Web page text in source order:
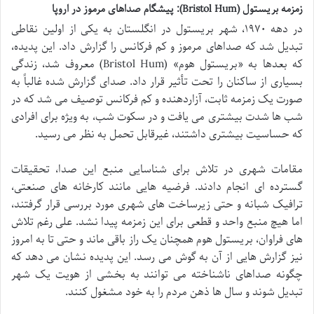
زمزمه بریستول (Bristol Hum): پیشگام صداهای مرموز در اروپا
در دهه ۱۹۷۰، شهر بریستول در انگلستان به یکی از اولین نقاطی
تبدیل شد که صداهای مرموز و کم فرکانس را گزارش داد. این پدیده،
که بعدها به «بریستول هوم» (Bristol Hum) معروف شد، زندگی
بسیاری از ساکنان را تحت تأثیر قرار داد. صدای گزارش شده غالباً به
صورت یک زمزمه ثابت، آزاردهنده و کم فرکانس توصیف می شد که در
شب ها شدت بیشتری می یافت و در سکوت شب، به ویژه برای افرادی
که حساسیت بیشتری داشتند، غیرقابل تحمل به نظر می رسید.
مقامات شهری در تلاش برای شناسایی منبع این صدا، تحقیقات
گسترده ای انجام دادند. فرضیه هایی مانند کارخانه های صنعتی،
ترافیک شبانه و حتی زیرساخت های شهری مورد بررسی قرار گرفتند،
اما هیچ منبع واحد و قطعی برای این زمزمه پیدا نشد. علی رغم تلاش
های فراوان، بریستول هوم همچنان یک راز باقی ماند و حتی تا به امروز
نیز گزارش هایی از آن به گوش می رسد. این پدیده نشان می دهد که
چگونه صداهای ناشناخته می توانند به بخشی از هویت یک شهر
تبدیل شوند و سال ها ذهن مردم را به خود مشغول کنند.